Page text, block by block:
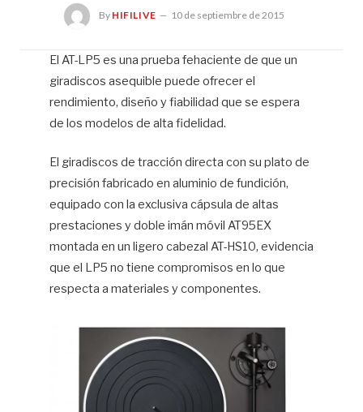
By HIFILIVE 10 de septiembre de 2015
El AT-LP5 es una prueba fehaciente de que un
giradiscos asequible puede ofrecer el
rendimiento, diseño y fiabilidad que se espera
de los modelos de alta fidelidad.
El giradiscos de tracción directa con su plato de
precisión fabricado en aluminio de fundición,
equipado con la exclusiva cápsula de altas
prestaciones y doble imán móvil AT95EX
montada en un ligero cabezal AT-HS10, evidencia
que el LP5 no tiene compromisos en lo que
respecta a materiales y componentes.